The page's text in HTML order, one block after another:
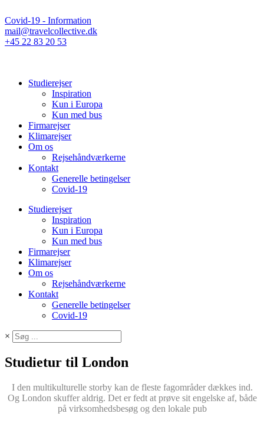
Covid-19 - Information
mail@travelcollective.dk
+45 22 83 20 53
Studierejser
Inspiration
Kun i Europa
Kun med bus
Firmarejser
Klimarejser
Om os
Rejsehåndværkerne
Kontakt
Generelle betingelser
Covid-19
Studierejser
Inspiration
Kun i Europa
Kun med bus
Firmarejser
Klimarejser
Om os
Rejsehåndværkerne
Kontakt
Generelle betingelser
Covid-19
×
Studietur til London
I den multikulturelle storby kan de fleste fagområder dækkes ind.
Og London skuffer aldrig. Det er fedt at prøve sit engelske af, både
på virksomhedsbesøg og den lokale pub